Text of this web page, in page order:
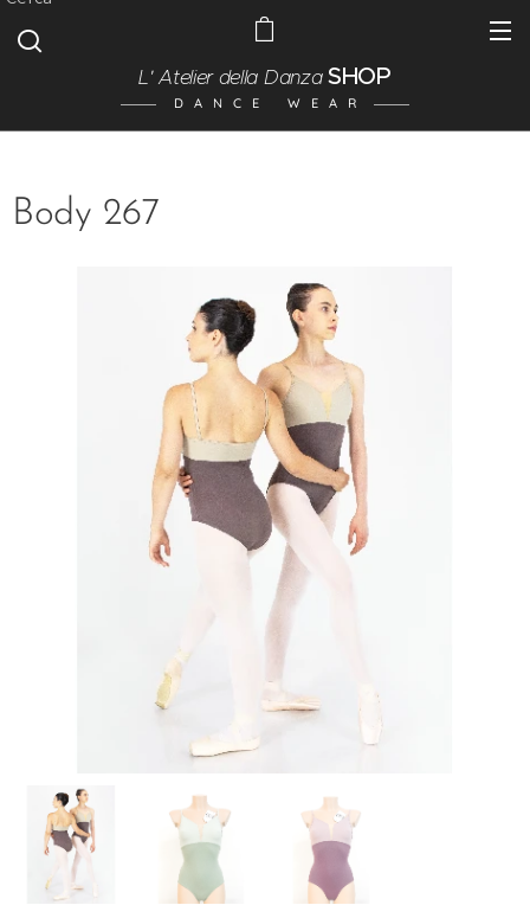
L' Atelier della Danza SHOP
D A N C E W E A R
Body 267
Argento / Salvia